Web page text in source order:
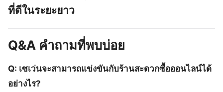
ที่ดีในระยะยาว
Q&A คำถามที่พบบ่อย
Q: เซเว่นจะสามารถแข่งขันกับร้านสะดวกซื้อออนไลน์ได้
อย่างไร?